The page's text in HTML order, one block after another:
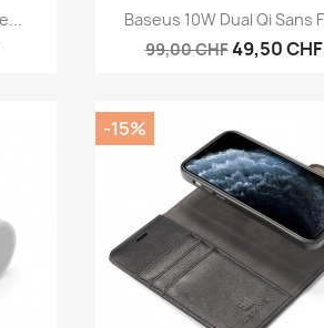
 Aperçu rapide
Baseus 10W Dual Qi Sans
99,00 CHF49,50 CHF
-15%